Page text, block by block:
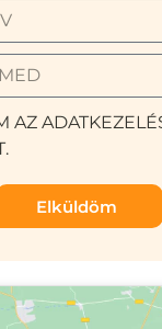
AZ
Elküldöm